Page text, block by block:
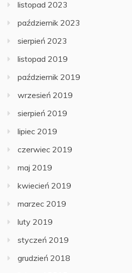
listopad 2023
październik 2023
sierpień 2023
listopad 2019
październik 2019
wrzesień 2019
sierpień 2019
lipiec 2019
czerwiec 2019
maj 2019
kwiecień 2019
marzec 2019
luty 2019
styczeń 2019
grudzień 2018